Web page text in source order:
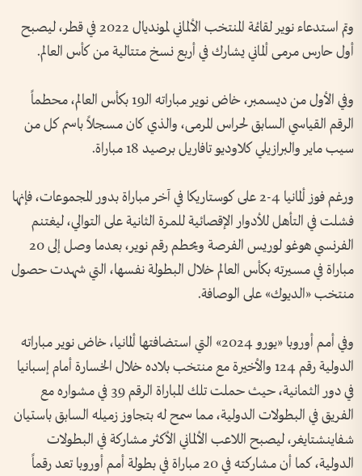
وتم استدعاء نوير لقائمة المنتخب الألماني لمونديال 2022 في قطر، ليصبح
أول حارس مرمى ألماني يشارك في أربع نسخ متتالية من كأس العالم.
وفي الأول من ديسمبر، خاض نوير مباراته الـ19 بكأس العالم، محطماً
الرقم القياسي السابق لحراس المرمى، والذي كان مسجلاً باسم كل من
سيب ماير والبرازيلي كلاوديو تافاريل برصيد 18 مباراة.
ورغم فوز ألمانيا 4-2 على كوستاريكا في آخر مباراة بدور المجموعات، فإنها
فشلت في التأهل للأدوار الإقصائية للمرة الثانية على التوالي، ليغتنم
الفرنسي هوغو لوريس الفرصة ويحطم رقم نوير، بعدما وصل إلى 20
مباراة في مسيرته بكأس العالم خلال البطولة نفسها، التي شهدت حصول
منتخب «الديوك» على الوصافة.
وفي أمم أوروبا «يورو 2024» التي استضافتها ألمانيا، خاض نوير مباراته
الدولية رقم 124 والأخيرة مع منتخب بلاده خلال الخسارة أمام إسبانيا
في دور الثمانية، حيث حملت تلك المباراة الرقم 39 في مشواره مع
الفريق في البطولات الدولية، مما سمح له بتجاوز زميله السابق باستيان
شفاينشتايغر، ليصبح اللاعب الألماني الأكثر مشاركة في البطولات
الدولية، كما أن مشاركته في 20 مباراة في بطولة أمم أوروبا تعد رقماً